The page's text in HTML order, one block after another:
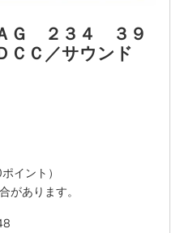
Ｇ ２３４ ３９
Ｃ／サウンド
イント）
があります。